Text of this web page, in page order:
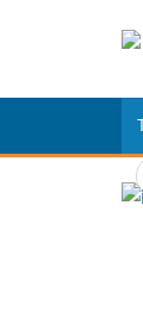
dung